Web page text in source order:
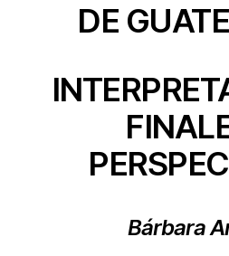
DE
Bárbara